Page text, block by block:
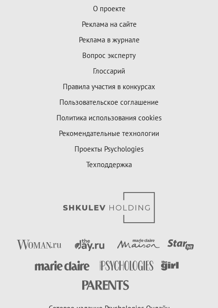
О проекте
Реклама на сайте
Реклама в журнале
Вопрос эксперту
Глоссарий
Правила участия в конкурсах
Пользовательское соглашение
Политика использования cookies
Рекомендательные технологии
Проекты Psychologies
Техподдержка